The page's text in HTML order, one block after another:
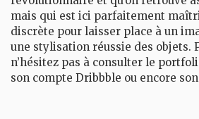
mais qui est ici parfaitement
discrète pour laisser place à un
une stylisation réussie des objets.
n’hésitez pas à consulter le
son compte Dribbble ou encore son